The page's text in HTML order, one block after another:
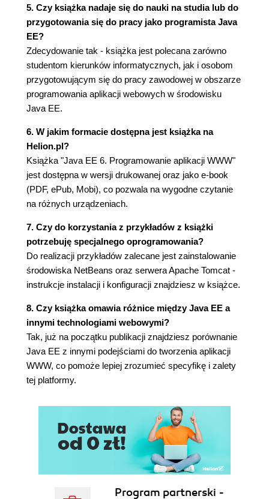
Akcje + ziarna = kolejne potężne narzędzie
(63)
Rozdział 5. JSTL - wisienka na torcie JSP (69)
Skrzynka z narzędziami (69)
Rdzeń (70)
Czwarty muszkieter (73)
Kontrola sterowania (73)
Pętelka do kompletu (75)
Wyjątki + JSP = ... (76)
Adresy URL - same kłopoty (77)
Adresy URL bez tajemnic (77)
Tajemnica sesji... (78)
Trzech tenorów (79)
Na deser - funkcje! (80)
Przez kolekcje do serca (80)
Funkcje łańcuchowe (81)
Część II: Frameworki webowe (83)
Rozdział 6. JavaServer Faces (85)
Frameworki - kolejny dowód na lenistwo człowieka
(85)
JSF - kanonu ciąg dalszy (86)
Kontroler - uniwersalny spawacz (88)
Małe zanurzenie (88)
Pierwsze przykłady (89)
Aplikacja Notowania giełdowe (90)
Tajemniczy zapis - # vs $ (95)
kolekcji (97)
5. Czy książka nadaje się do nauki na studia lub do
przygotowania się do pracy jako programista Java
EE?
Zdecydowanie tak - książka jest polecana zarówno
studentom kierunków informatycznych, jak i osobom
przygotowującym się do pracy zawodowej w obszarze
programowania aplikacji webowych w środowisku
Java EE.
6. W jakim formacie dostępna jest książka na
Helion.pl?
Książka "Java EE 6. Programowanie aplikacji WWW"
jest dostępna w wersji drukowanej oraz jako e-book
(PDF, ePub, Mobi), co pozwala na wygodne czytanie
na różnych urządzeniach.
7. Czy do korzystania z przykładów z książki
potrzebuję specjalnego oprogramowania?
Do realizacji przykładów zalecane jest zainstalowanie
środowiska NetBeans oraz serwera Apache Tomcat -
instrukcje instalacji i konfiguracji znajdziesz w książce.
8. Czy książka omawia różnice między Java EE a
innymi technologiami webowymi?
Tak, już na początku publikacji znajdziesz porównanie
Java EE z innymi podejściami do tworzenia aplikacji
WWW, co pomoże lepiej zrozumieć specyfikę i zalety
tej platformy.
Program partnerski -